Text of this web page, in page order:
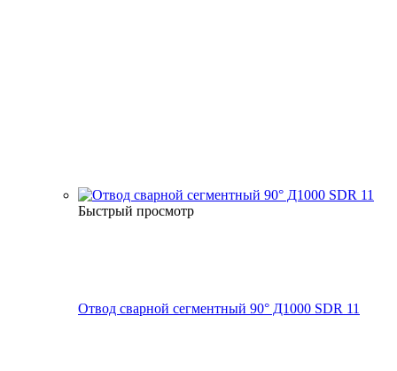
Быстрый просмотр
Отвод сварной сегментный 90° Д1000 SDR 11